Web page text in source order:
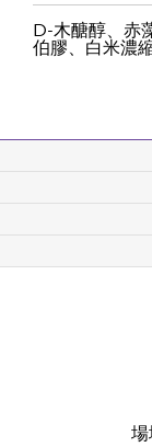
D-木醣醇、赤
伯膠、白米濃
場